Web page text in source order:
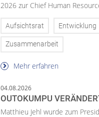
2026 zur Chief Human
Aufsichtsrat Entwicklung
Zusammenarbeit
Mehr erfahren
04.08.2026
OUTOKUMPU
Matthieu Jehl wurde zum